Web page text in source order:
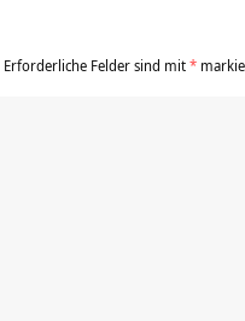
Erforderliche Felder sind mit*